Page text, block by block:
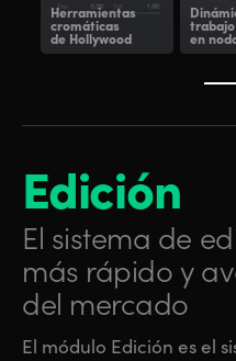
Herramientas
cromáticas
de Hollywood en
Edición
El sistema de
más rápido y
del mercado
El módulo Edición es el